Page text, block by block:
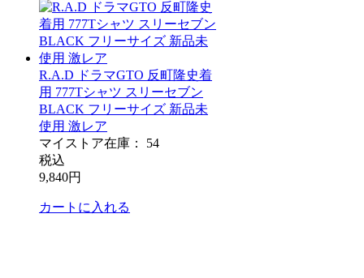
R.A.D ドラマGTO 反町隆史着
用 777Tシャツ スリーセブン
BLACK フリーサイズ 新品未
使用 激レア
マイストア在庫：
54
税込
9,840円
カートに入れる